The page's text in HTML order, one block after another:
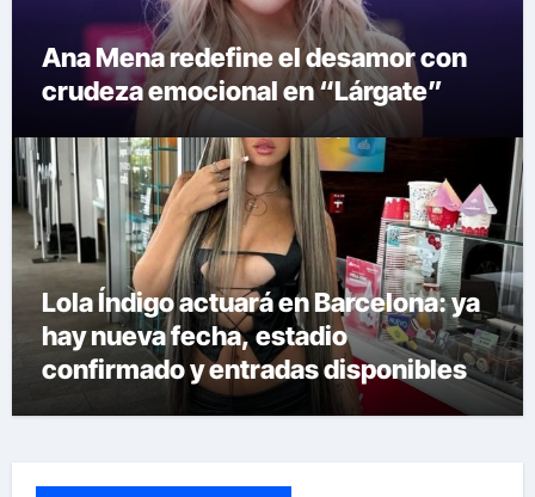
Ana Mena redefine el desamor con
crudeza emocional en “Lárgate”
Lola Índigo actuará en Barcelona: ya
hay nueva fecha, estadio
confirmado y entradas disponibles